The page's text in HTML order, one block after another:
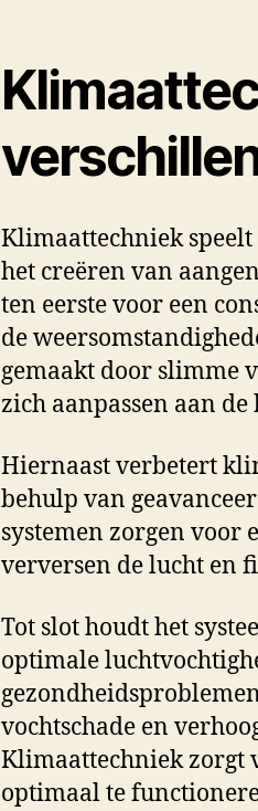
Klimaattechniek
het creëren van
ten eerste voor een
de
gemaakt door slimme
zich aanpassen aan
Hiernaast verbetert
behulp van
systemen zorgen voor
verversen de lucht en
Tot slot houdt het
optimale
vochtschade en
Klimaattechniek zorgt
optimaal te